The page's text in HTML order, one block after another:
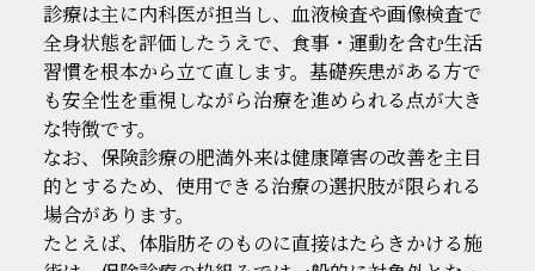
診療は主に内科医が担当し、血液検査や画像検査で
全身状態を評価したうえで、食事・運動を含む生活
習慣を根本から立て直します。基礎疾患がある方で
も安全性を重視しながら治療を進められる点が大き
な特徴です。
なお、保険診療の肥満外来は健康障害の改善を主目
的とするため、使用できる治療の選択肢が限られる
場合があります。
たとえば、体脂肪そのものに直接はたらきかける施